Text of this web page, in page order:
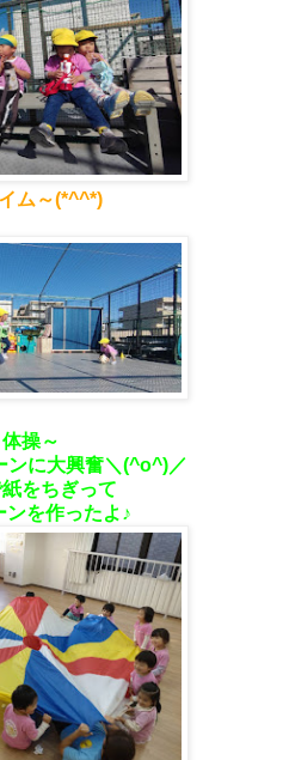
ム～(*^^*)
体操～
ンに大興奮＼(^o^)／
をちぎって
ンを作ったよ♪